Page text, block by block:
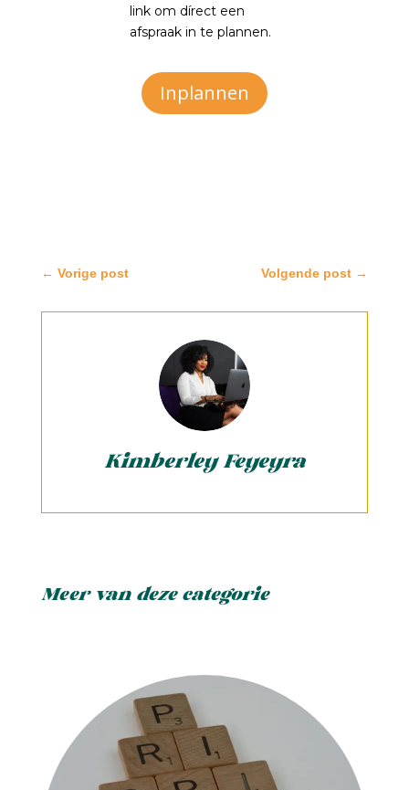
link om dírect een
afspraak in te plannen.
Inplannen
← Vorige post Volgende post →
Kimberley Feyeyra
Meer van deze categorie